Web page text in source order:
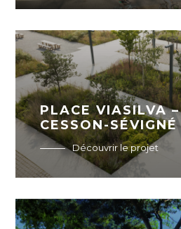
PLACE VIASILVA –
CESSON-SÉVIGNÉ
Découvrir le projet